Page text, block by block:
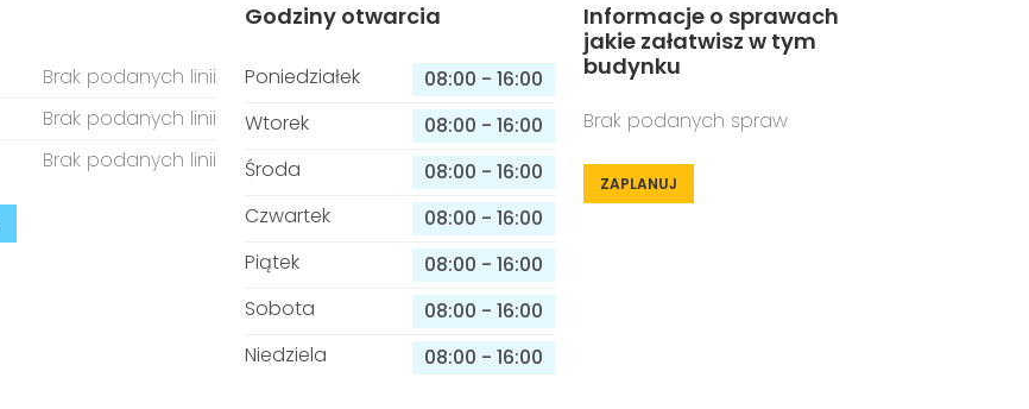
Brak podanych linii
Brak podanych linii
Brak podanych linii
Godziny otwarcia
Poniedziałek 08:00 - 16:00
Wtorek
08:00 - 16:00
Środa
08:00 - 16:00
Czwartek
08:00 - 16:00
Piątek
08:00 - 16:00
Sobota
08:00 - 16:00
Niedziela
08:00 - 16:00
Informacje o sprawach
jakie załatwisz w tym
budynku
Brak podanych spraw
ZAPLANUJ